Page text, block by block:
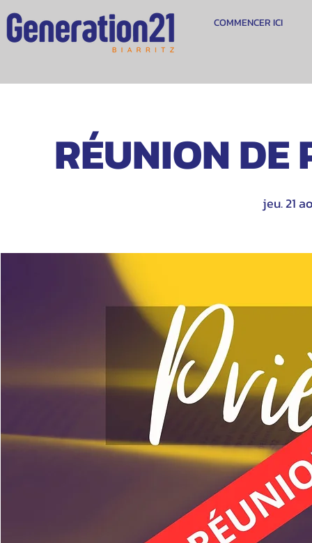
COMMENCER ICI
RÉUNION DE
jeu. 21